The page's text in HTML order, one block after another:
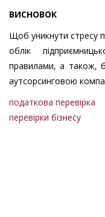
ВИСНОВОК
Щоб уникнути стресу
облік
правилами, а також,
аутсорсинговою
податкова перевірка
перевірки бізнесу